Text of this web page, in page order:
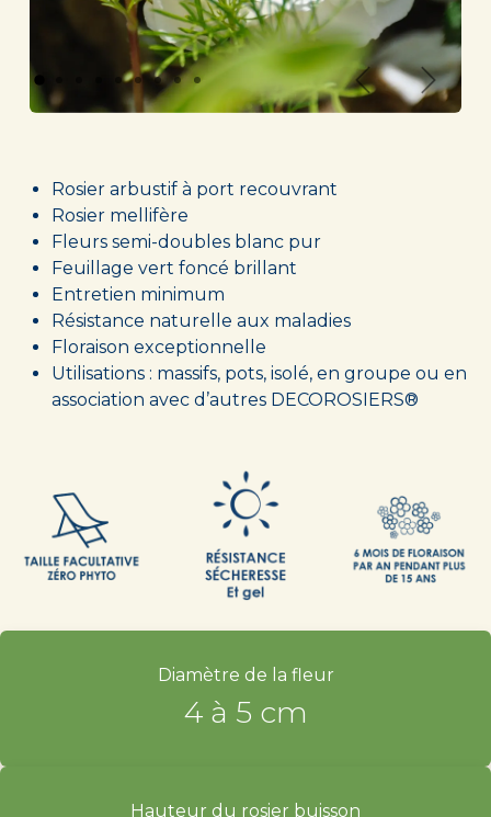
Précédent
Rosier arbustif à port recouvrant
Rosier mellifère
Fleurs semi-doubles blanc pur
Feuillage vert foncé brillant
Entretien minimum
Résistance naturelle aux maladies
Floraison exceptionnelle
Utilisations : massifs, pots, isolé, en groupe ou en
association avec d’autres DECOROSIERS®
Diamètre de la fleur
4 à 5 cm
Hauteur du rosier buisson